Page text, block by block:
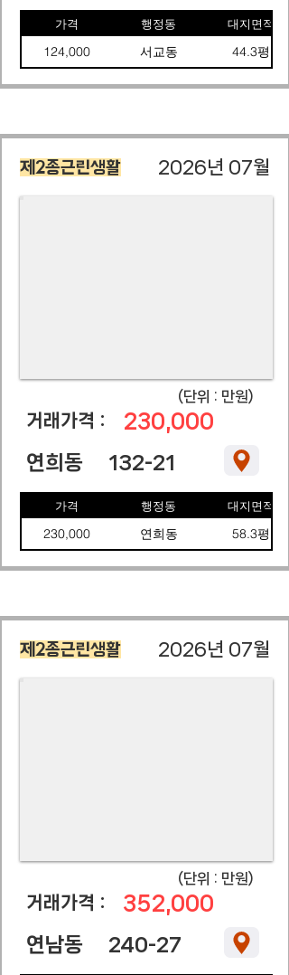
가격 행정동 대지면적
124,000 서교동 44.3평
제2종근린생활 2026년 07월
​(단위 : 만원)
​거래가격 : 230,000
연희동 132-21
가격 행정동 대지면적
230,000 연희동 58.3평
제2종근린생활 2026년 07월
​(단위 : 만원)
​거래가격 : 352,000
연남동 240-27